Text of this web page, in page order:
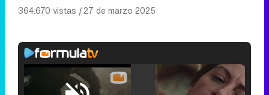
364.670 vistas |27 de marzo 2025